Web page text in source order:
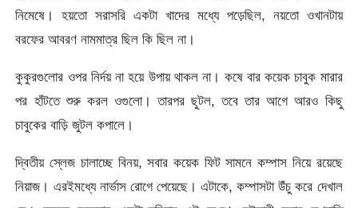
নিমেষে। হয়তো সরাসরি একটা খাদের মধ্যে পড়েছিল, নয়তো ওখানটায়
বরফের আবরণ নামমাত্র ছিল কি ছিল না।
কুকুরগুলোর ওপর নির্দয় না হয়ে উপায় থাকল না। কষে বার কয়েক চাবুক মারার
পর হাঁটতে শুরু করল ওগুলো। তারপর ছুটল, তবে তার আগে আরও কিছু
চাবুকের বাড়ি জুটল কপালে।
দ্বিতীয় স্লেজ চালাচ্ছে বিনয়, সবার কয়েক ফিট সামনে কম্পাস নিয়ে রয়েছে
নিয়াজ। এরইমধ্যে নার্ভাস রোগে পেয়েছে। এটাকে, কম্পাসটা উঁচু করে দেখাল